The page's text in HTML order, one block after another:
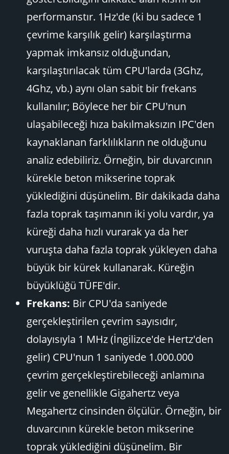
performanstır. 1Hz'de (ki bu sadece 1
çevrime karşılık gelir) karşılaştırma
yapmak imkansız olduğundan,
karşılaştırılacak tüm CPU'larda (3Ghz,
4Ghz, vb.) aynı olan sabit bir frekans
kullanılır; Böylece her bir CPU'nun
ulaşabileceği hıza bakılmaksızın IPC'den
kaynaklanan farklılıkların ne olduğunu
analiz edebiliriz. Örneğin, bir duvarcının
kürekle beton mikserine toprak
yüklediğini düşünelim. Bir dakikada daha
fazla toprak taşımanın iki yolu vardır, ya
küreği daha hızlı vurarak ya da her
vuruşta daha fazla toprak yükleyen daha
büyük bir kürek kullanarak. Küreğin
büyüklüğü TÜFE'dir.
Frekans: Bir CPU'da saniyede
gerçekleştirilen çevrim sayısıdır,
dolayısıyla 1 MHz (İngilizce'de Hertz'den
gelir) CPU'nun 1 saniyede 1.000.000
çevrim gerçekleştirebileceği anlamına
gelir ve genellikle Gigahertz veya
Megahertz cinsinden ölçülür. Örneğin, bir
duvarcının kürekle beton mikserine
toprak yüklediğini düşünelim. Bir